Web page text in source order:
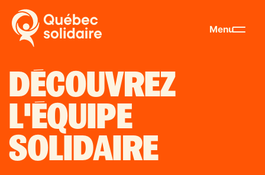
Menu
DÉCOUVREZ
L'ÉQUIPE
SOLIDAIRE